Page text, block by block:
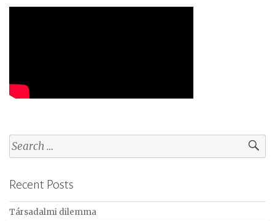
S
e
r
c
h
Recent Posts
Társadalmi dilemma